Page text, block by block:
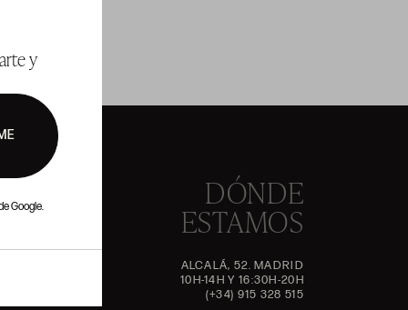
y
Google. DÓNDE
ESTAMOS
ALCALÁ, 52. MADRID
10H-14H Y 16:30H-20H
(+34) 915 328 515